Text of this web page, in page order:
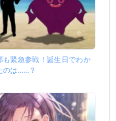
も緊急参戦！誕生日でわか
のは……？